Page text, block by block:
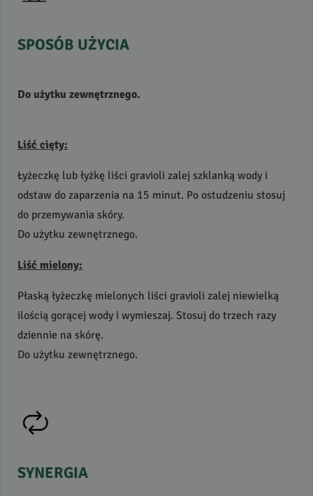
SPOSÓB UŻYCIA
Do użytku zewnętrznego.
Liść cięty:
Łyżeczkę lub łyżkę liści gravioli zalej szklanką wody i
odstaw do zaparzenia na 15 minut. Po ostudzeniu stosuj
do przemywania skóry.
Do użytku zewnętrznego.
Liść mielony:
Płaską łyżeczkę mielonych liści gravioli zalej niewielką
ilością gorącej wody i wymieszaj. Stosuj do trzech razy
dziennie na skórę.
Do użytku zewnętrznego.
SYNERGIA